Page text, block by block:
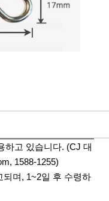
하고 있습니다. (CJ 대
, 1588-1255)
되며, 1~2일 후 수령하